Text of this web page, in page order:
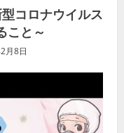
コロナウイルス
こと～
月8日